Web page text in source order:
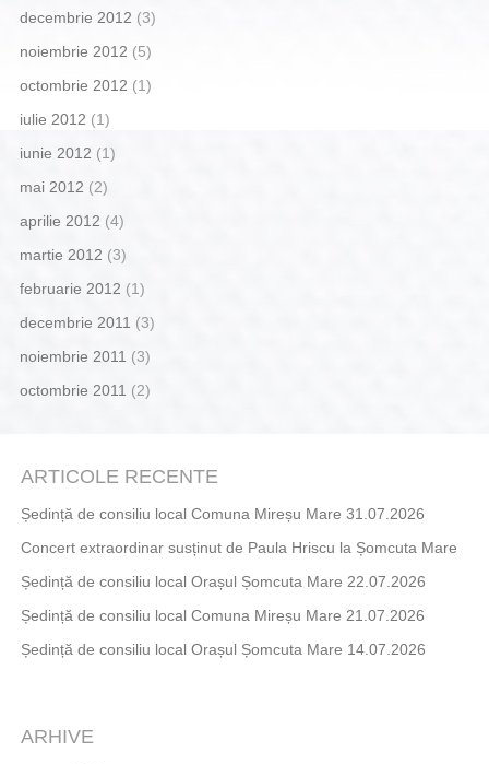
decembrie 2012 (3)
noiembrie 2012 (5)
octombrie 2012 (1)
iulie 2012 (1)
iunie 2012 (1)
mai 2012 (2)
aprilie 2012 (4)
martie 2012 (3)
februarie 2012 (1)
decembrie 2011 (3)
noiembrie 2011 (3)
octombrie 2011 (2)
ARTICOLE RECENTE
Ședință de consiliu local Comuna Mireșu Mare 31.07.2026
Concert extraordinar susținut de Paula Hriscu la Șomcuta Mare
Ședință de consiliu local Orașul Șomcuta Mare 22.07.2026
Ședință de consiliu local Comuna Mireșu Mare 21.07.2026
Ședință de consiliu local Orașul Șomcuta Mare 14.07.2026
ARHIVE